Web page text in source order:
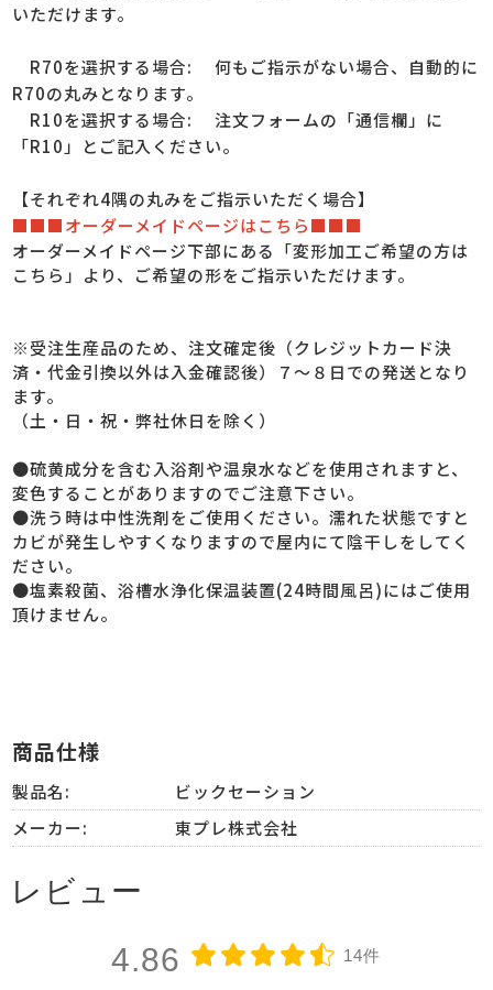
いただけます。
R70を選択する場合: 何もご指示がない場合、自動的に
R70の丸みとなります。
R10を選択する場合: 注文フォームの「通信欄」に
「R10」とご記入ください。
【それぞれ4隅の丸みをご指示いただく場合】
■■■オーダーメイドページはこちら■■■
オーダーメイドページ下部にある「変形加工ご希望の方は
こちら」より、ご希望の形をご指示いただけます。
※受注生産品のため、注文確定後（クレジットカード決
済・代金引換以外は入金確認後）７～８日での発送となり
ます。
（土・日・祝・弊社休日を除く）
●硫黄成分を含む入浴剤や温泉水などを使用されますと、
変色することがありますのでご注意下さい。
●洗う時は中性洗剤をご使用ください。濡れた状態ですと
カビが発生しやすくなりますので屋内にて陰干しをしてく
ださい。
●塩素殺菌、浴槽水浄化保温装置(24時間風呂)にはご使用
頂けません。
商品仕様
製品名:
ビックセーション
メーカー:
東プレ株式会社
レビュー
4.86 14件